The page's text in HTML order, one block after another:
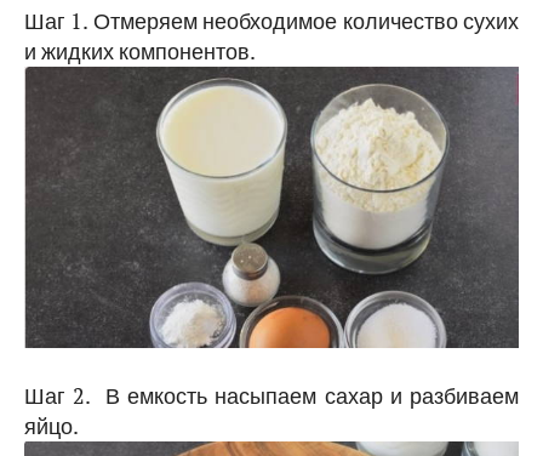
Шаг 1. Отмеряем необходимое количество сухих
и жидких компонентов.
Шаг 2. В емкость насыпаем сахар и разбиваем
яйцо.